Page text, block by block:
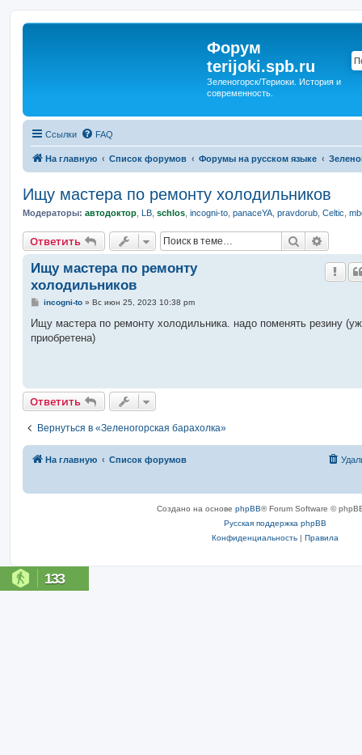
Форум
terijoki.spb.ru
Зеленогорск/Териоки. История и
современность.
Ссылки FAQ
На главную Список форумов Форумы на русском языке
Ищу мастера по ремонту холодильников
Модераторы: автодоктор LB schlos incogni-to panaceYA pravdorub Celtic
Ответить Поиск
Ищу мастера по ремонту
холодильников
С
о
щ
incogni-to» Вс июн 25, 2023 10:38 pm
Ищу мастера по ремонту холодильника. надо поменять резину
приобретена)
Ответить
Вернуться в «Зеленогорская барахолка»
На главную Список форумов
Создано на основе phpBB® Forum Software ©
Русская поддержка phpBB
Конфиденциальность | Правила
133